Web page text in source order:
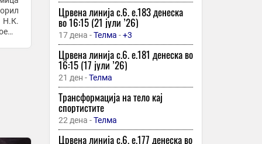
Н.К.
7 часа - Прв
Историска одлука во САД: Њујорк ја
легализира медицинската помош при
умирање
7 часа -Прв
Најбрзиот автомото спорт трпи
заради војната на Блискиот Исток
7 часа -Гол
Како да се отворило небото: Три
хороскопски знаци ги оставаат
Црвена линија с.6. e.183 денеска
во 16:15 (21 јули ’26)
17 дена -Телма -+3
Црвена линија с.6. e.181 денеска во
16:15 (17 јули ’26)
21 ден -Телма
Трансформација на тело кај
спортистите
22 дена -Телма
Црвена линија с.6. e.177 денеска во